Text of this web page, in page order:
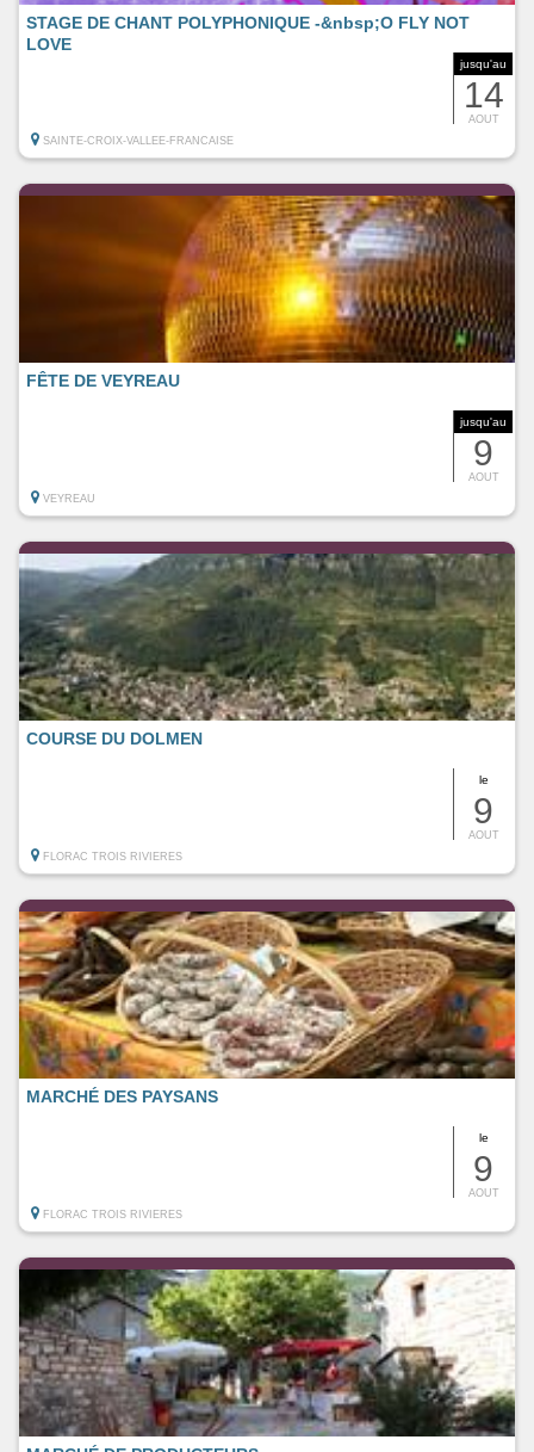
jusqu'au
14
AOUT
STAGE DE CHANT POLYPHONIQUE -&nbsp;O FLY NOT
LOVE
SAINTE-CROIX-VALLEE-FRANCAISE
jusqu'au
9
AOUT
FÊTE DE VEYREAU
VEYREAU
le
9
AOUT
COURSE DU DOLMEN
FLORAC TROIS RIVIERES
le
9
AOUT
MARCHÉ DES PAYSANS
FLORAC TROIS RIVIERES